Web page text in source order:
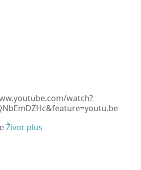
watch?
Život plus